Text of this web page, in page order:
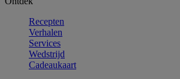
Recepten
Verhalen
Services
Wedstrijd
Cadeaukaart